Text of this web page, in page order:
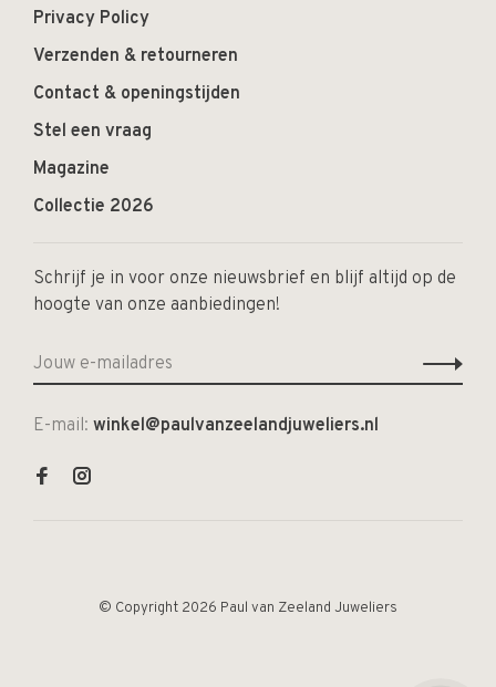
Privacy Policy
Verzenden & retourneren
Contact & openingstijden
Stel een vraag
Magazine
Collectie 2026
Schrijf je in voor onze nieuwsbrief en blijf altijd op de
hoogte van onze aanbiedingen!
E-mail: winkel@paulvanzeelandjuweliers.nl
© Copyright 2026 Paul van Zeeland Juweliers